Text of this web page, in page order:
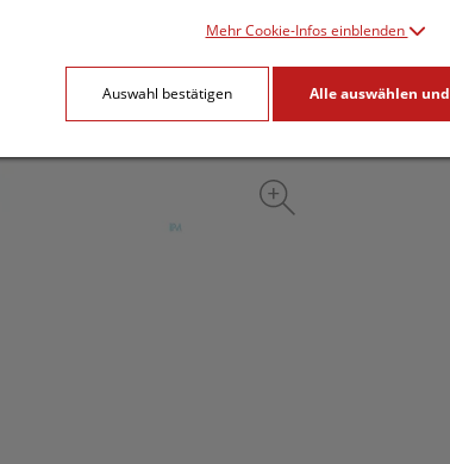
Mehr Cookie-Infos einblenden
Auswahl bestätigen Alle auswählen